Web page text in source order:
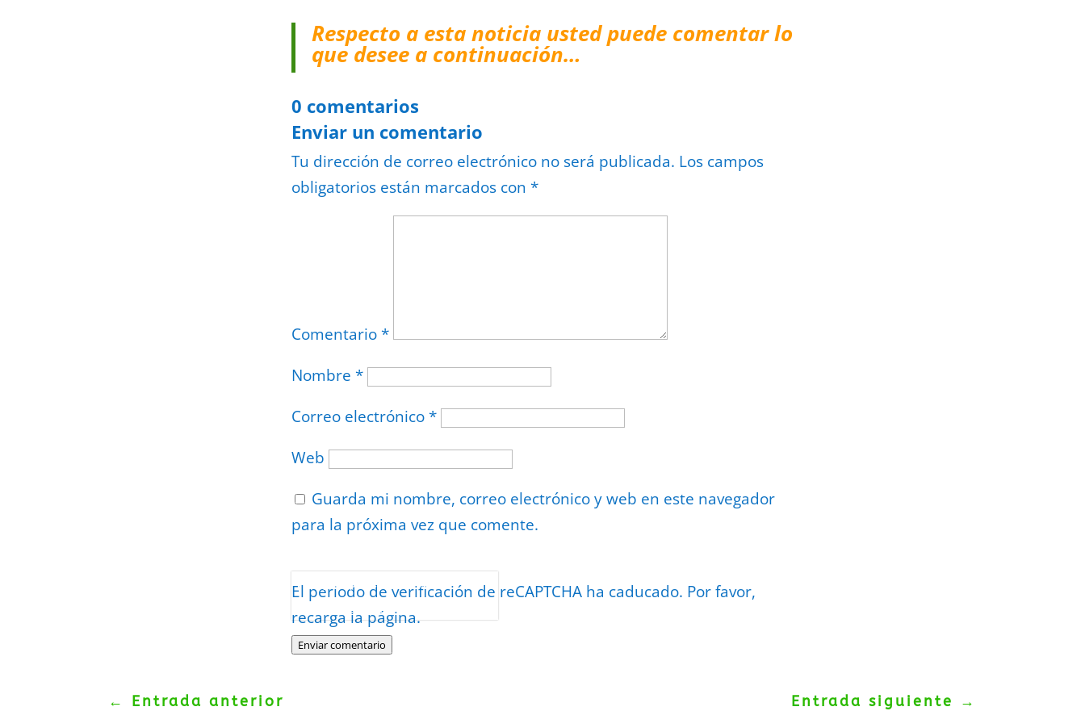
Respecto a esta noticia usted puede comentar lo
que desee a continuación…
0 comentarios
Enviar un comentario
Tu dirección de correo electrónico no será publicada. Los campos
obligatorios están marcados con *
Comentario *
Nombre *
Correo electrónico *
Web
Guarda mi nombre, correo electrónico y web en este navegador
para la próxima vez que comente.
El periodo de verificación de reCAPTCHA ha caducado. Por favor,
recarga la página.
Enviar comentario
Protegidos por reCAPTCHA
Términos
← Entrada anterior Entrada siguiente →